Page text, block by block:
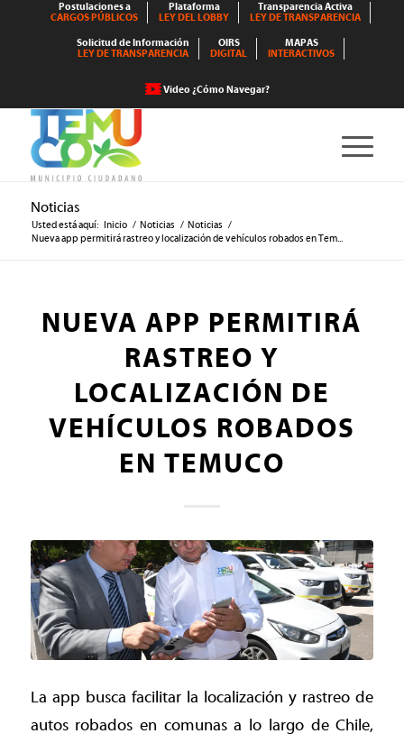
Postulaciones a
CARGOS PÚBLICOS
Plataforma
LEY DEL LOBBY
Transparencia Activa
LEY DE TRANSPARENCIA
Solicitud de Información
LEY DE TRANSPARENCIA
OIRS
DIGITAL
MAPAS
INTERACTIVOS
Video ¿Cómo Navegar?
Noticias
Usted está aquí: Inicio / Noticias / Noticias /
Nueva app permitirá rastreo y localización de vehículos robados en Tem...
NUEVA APP PERMITIRÁ
RASTREO Y
LOCALIZACIÓN DE
VEHÍCULOS ROBADOS
EN TEMUCO
La app busca facilitar la localización y rastreo de
autos robados en comunas a lo largo de Chile,